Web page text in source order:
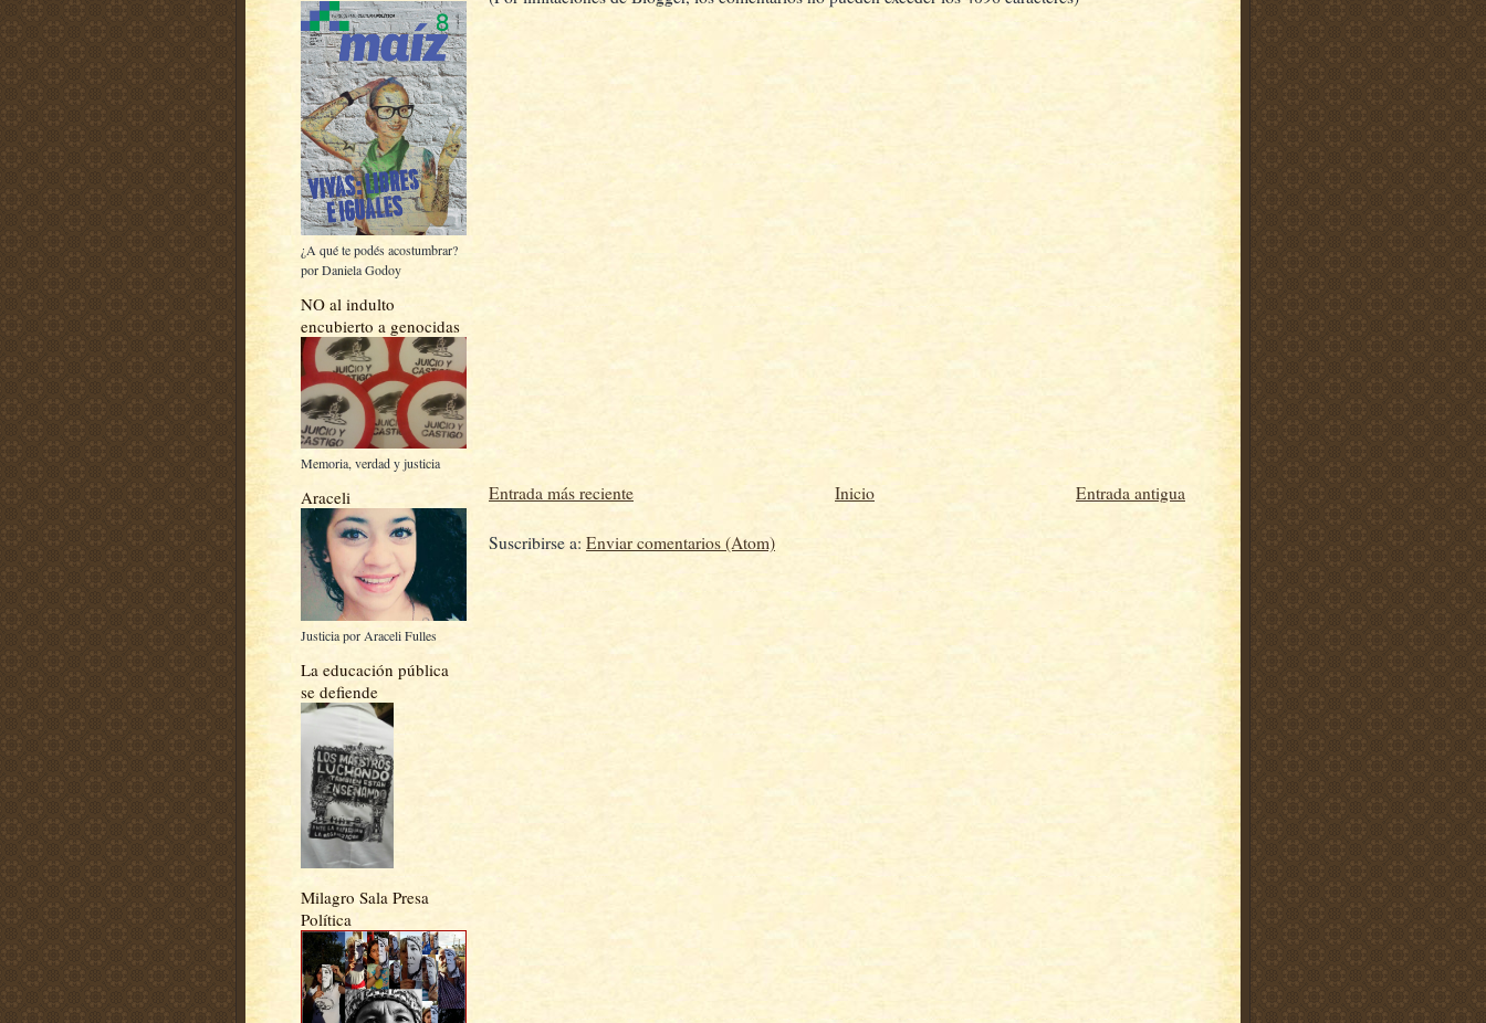
¿A qué te podés acostumbrar?
por Daniela Godoy
NO al indulto
encubierto a genocidas
Memoria, verdad y justicia
Araceli
Justicia por Araceli Fulles
La educación pública
se defiende
Milagro Sala Presa
Política
Entrada más reciente Entrada antigua
Inicio
Suscribirse a: Enviar comentarios (Atom)